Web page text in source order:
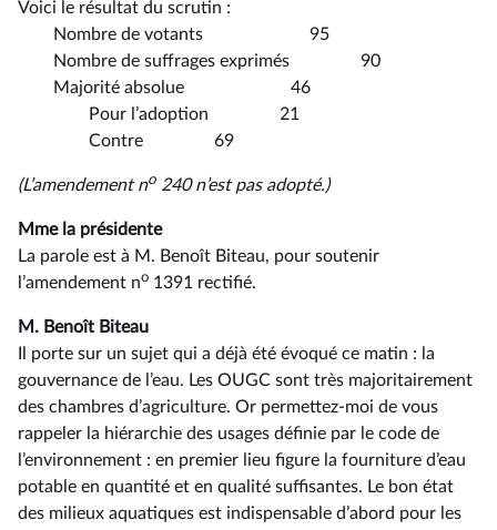
Voici le résultat du scrutin :
Nombre de votants 95
Nombre de suffrages exprimés 90
Majorité absolue 46
Pour l’adoption 21
Contre 69
(L’amendement no 240 n’est pas adopté.)
Mme la présidente
La parole est à M. Benoît Biteau, pour soutenir
l’amendement no 1391 rectifié.
M. Benoît Biteau
Il porte sur un sujet qui a déjà été évoqué ce matin : la
gouvernance de l’eau. Les OUGC sont très majoritairement
des chambres d’agriculture. Or permettez-moi de vous
rappeler la hiérarchie des usages définie par le code de
l’environnement : en premier lieu figure la fourniture d’eau
potable en quantité et en qualité suffisantes. Le bon état
des milieux aquatiques est indispensable d’abord pour les